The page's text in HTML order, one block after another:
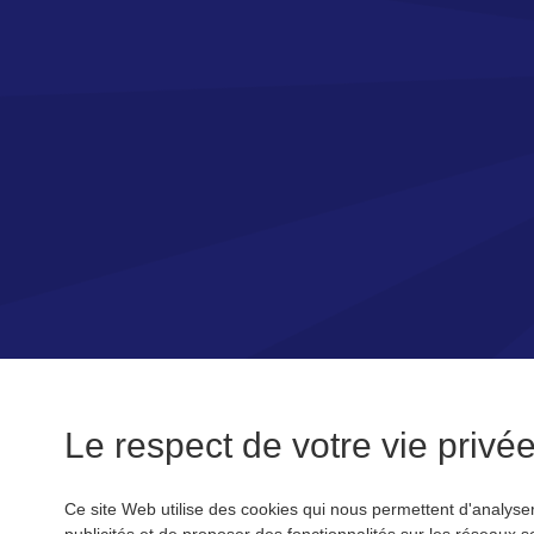
Le respect de votre vie
Ce site Web utilise des cookies qui nous permettent